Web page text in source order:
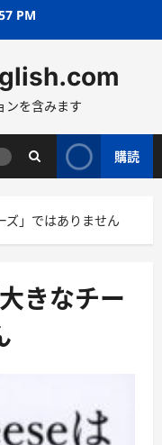
PM
ンを含みます
購読
」ではありません
きなチー